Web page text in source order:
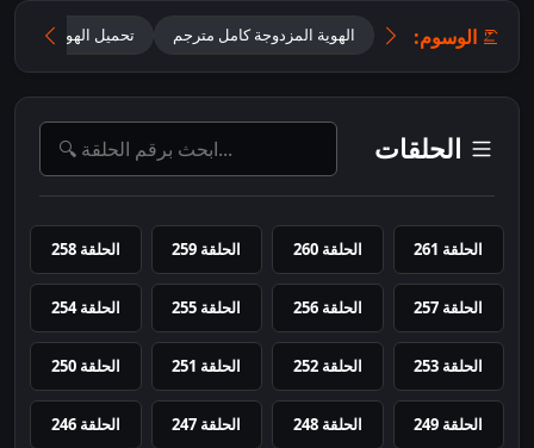
الوسوم: الهوية المزدوجة كامل مترجم تحميل الهوية المزدوجة 2025 مترجم
الحلقات
الحلقة 261 الحلقة 260 الحلقة 259 الحلقة 258
الحلقة 257 الحلقة 256 الحلقة 255 الحلقة 254
الحلقة 253 الحلقة 252 الحلقة 251 الحلقة 250
الحلقة 249 الحلقة 248 الحلقة 247 الحلقة 246